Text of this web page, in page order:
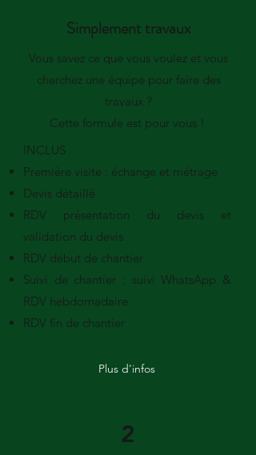
Simplement travaux
Vous savez ce que vous voulez et vous
cherchez une équipe pour faire des
travaux ?
Cette formule est pour vous !
INCLUS
Première visite : échange et métrage
Devis détaillé
RDV présentation du devis et
validation du devis
RDV début de chantier
Suivi de chantier : suivi WhatsApp &
RDV hebdomadaire
RDV fin de chantier
Plus d'infos
2